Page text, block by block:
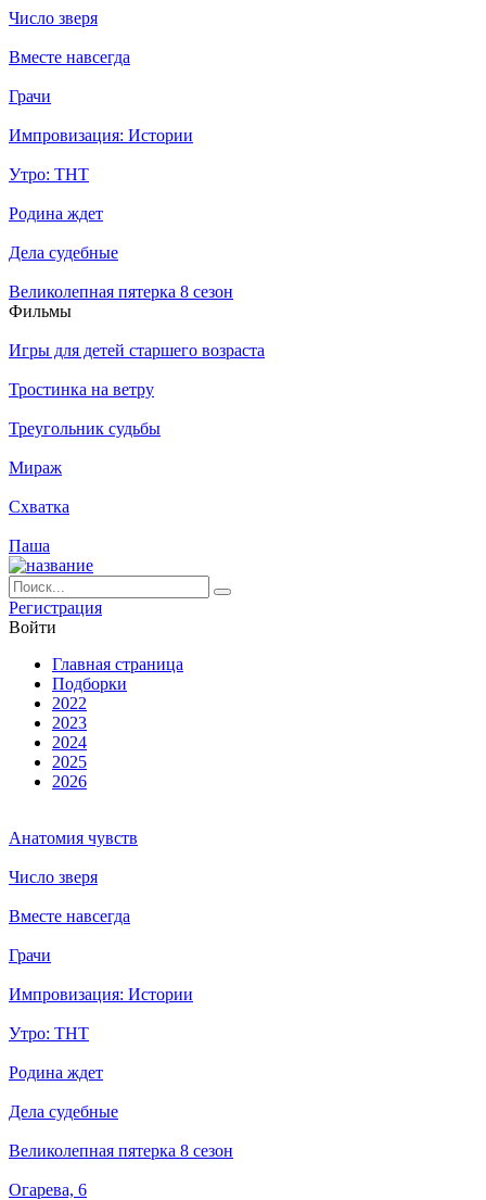
Число зверя
Вместе навсегда
Грачи
Импровизация: Истории
Утро: ТНТ
Родина ждет
Дела судебные
Великолепная пятерка 8 сезон
Филь­мы
Игры для детей старшего возраста
Тростинка на ветру
Треугольник судьбы
Мираж
Схватка
Паша
Ре­ги­ст­ра­ция
Вой­ти
Глав­ная стра­ни­ца
Подборки
2022
2023
2024
2025
2026
Анатомия чувств
Число зверя
Вместе навсегда
Грачи
Импровизация: Истории
Утро: ТНТ
Родина ждет
Дела судебные
Великолепная пятерка 8 сезон
Огарева, 6